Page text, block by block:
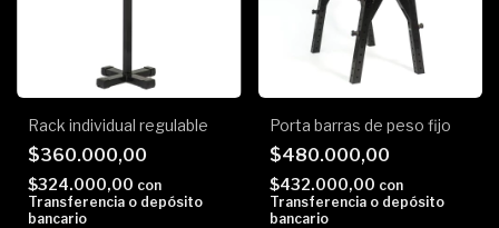
Rack individual regulable
$360.000,00
$324.000,00 con
Transferencia o depósito
bancario
Porta barras de peso fijo
$480.000,00
$432.000,00 con
Transferencia o depósito
bancario